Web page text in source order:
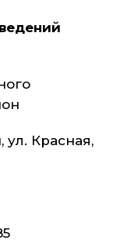
ул. Красная,